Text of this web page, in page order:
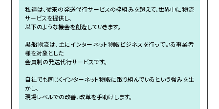
私達は、従来の発送代行サービスの枠組みを超えて、世界中に物流
サービスを提供し、
以下のような機会を創造していきます。
黒船物流は、主にインターネット物販ビジネスを行っている事業者
様を対象とした
会員制の発送代行サービスです。
自社でも同じくインターネット物販に取り組んでいるという強みを生
かし、
現場レベルでの改善、改革を手助けします。